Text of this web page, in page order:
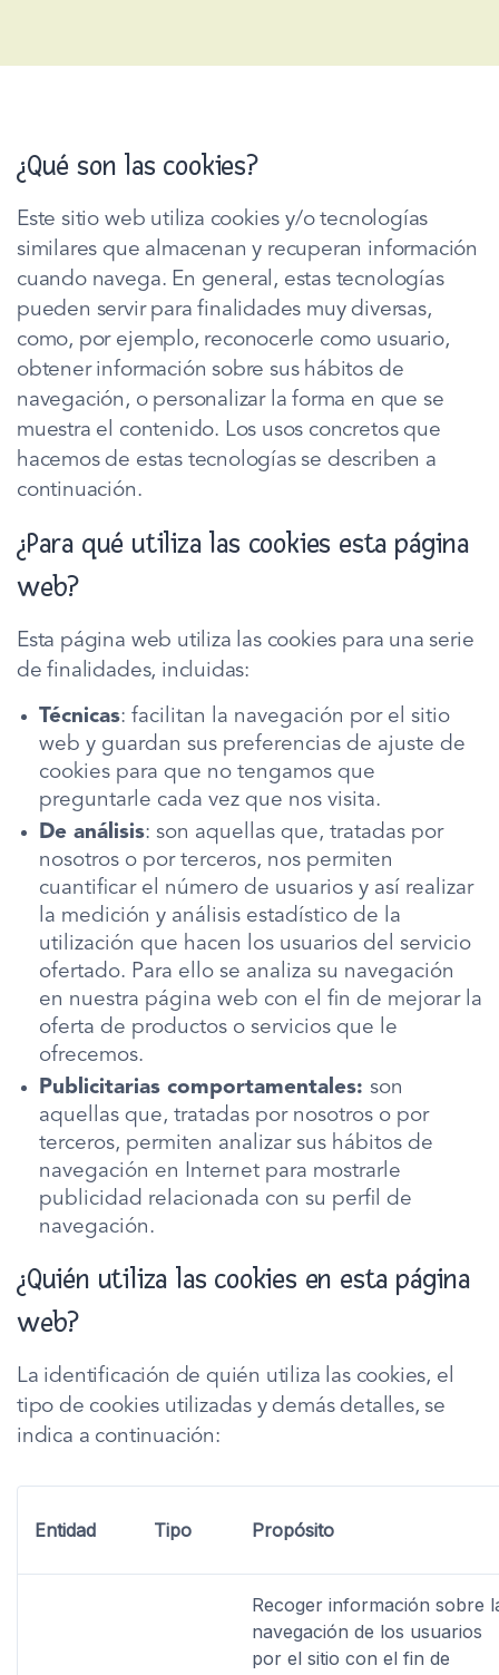
¿Qué son las cookies?
Este sitio web utiliza cookies y/o tecnologías
similares que almacenan y recuperan información
cuando navega. En general, estas tecnologías
pueden servir para finalidades muy diversas,
como, por ejemplo, reconocerle como usuario,
obtener información sobre sus hábitos de
navegación, o personalizar la forma en que se
muestra el contenido. Los usos concretos que
hacemos de estas tecnologías se describen a
continuación.
¿Para qué utiliza las cookies esta página
web?
Esta página web utiliza las cookies para una serie
de finalidades, incluidas:
Técnicas: facilitan la navegación por el sitio
web y guardan sus preferencias de ajuste de
cookies para que no tengamos que
preguntarle cada vez que nos visita.
De análisis: son aquellas que, tratadas por
nosotros o por terceros, nos permiten
cuantificar el número de usuarios y así realizar
la medición y análisis estadístico de la
utilización que hacen los usuarios del servicio
ofertado. Para ello se analiza su navegación
en nuestra página web con el fin de mejorar la
oferta de productos o servicios que le
ofrecemos.
Publicitarias comportamentales: son
aquellas que, tratadas por nosotros o por
terceros, permiten analizar sus hábitos de
navegación en Internet para mostrarle
publicidad relacionada con su perfil de
navegación.
¿Quién utiliza las cookies en esta página
web?
La identificación de quién utiliza las cookies, el
tipo de cookies utilizadas y demás detalles, se
indica a continuación:
Entidad Tipo Propósito
Recoger información sobre
navegación de los usuarios
por el sitio con el fin de